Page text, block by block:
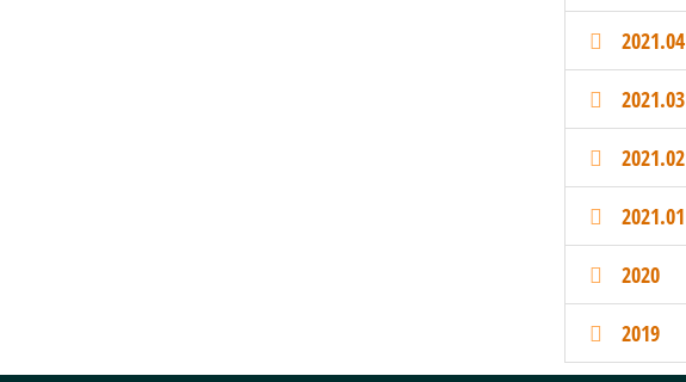
2021.04
2021.03
2021.02
2021.01
2020
2019